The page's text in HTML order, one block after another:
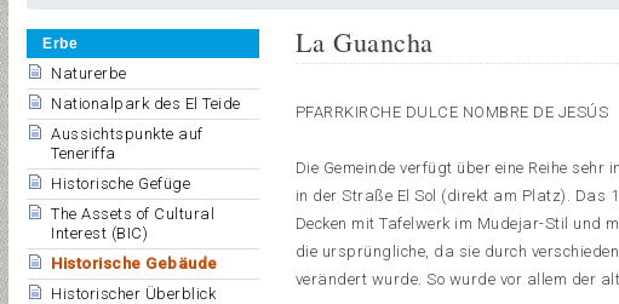
Erbe
Naturerbe
Nationalpark des El Teide
Aussichtspunkte auf
Teneriffa
Historische Gefüge
The Assets of Cultural
Interest (BIC)
Historische Gebäude
Historischer Überblick
La Guancha
PFARRKIRCHE DULCE NOMBRE DE JESÚS
Die Gemeinde verfügt über eine Reihe
in der Straße El Sol (direkt am Platz). Das
Decken mit Tafelwerk im Mudejar-Stil und
die ursprüngliche, da sie durch
verändert wurde. So wurde vor allem der